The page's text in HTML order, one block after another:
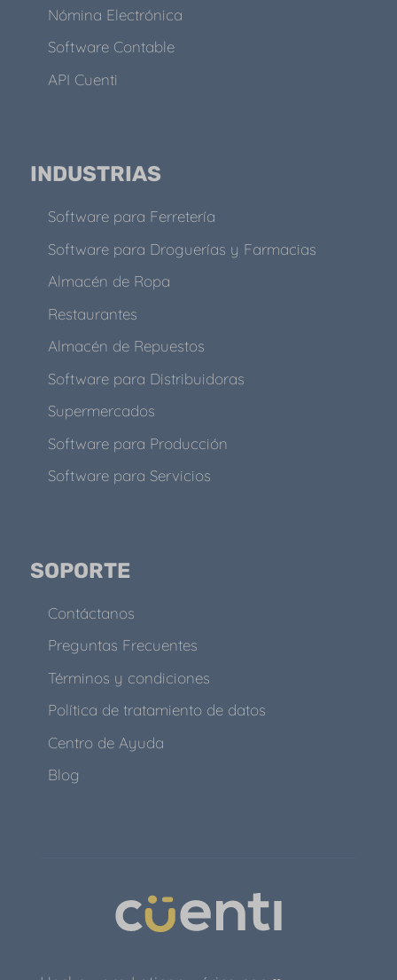
Nómina Electrónica
Software Contable
API Cuenti
INDUSTRIAS
Software para Ferretería
Software para Droguerías y Farmacias
Almacén de Ropa
Restaurantes
Almacén de Repuestos
Software para Distribuidoras
Supermercados
Software para Producción
Software para Servicios
SOPORTE
Contáctanos
Preguntas Frecuentes
Términos y condiciones
Política de tratamiento de datos
Centro de Ayuda
Blog